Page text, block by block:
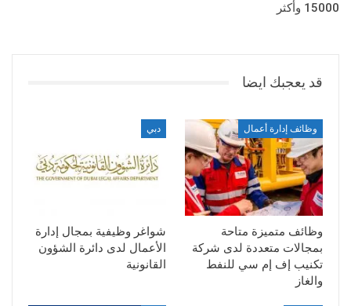
15000 وأكثر
قد يعجبك ايضا
وظائف إدارة أعمال
وظائف متميزة متاحة
بمجالات متعددة لدى شركة
تكنيب إف إم سي للنفط
والغاز
دبي
شواغر وظيفية بمجال إدارة
الأعمال لدى دائرة الشؤون
القانونية